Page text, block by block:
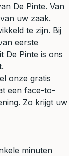
De Pinte. Van
uw zaak.
te zijn. Bij
eerste
De Pinte is ons
onze gratis
een face-to-
Zo krijgt uw
minuten